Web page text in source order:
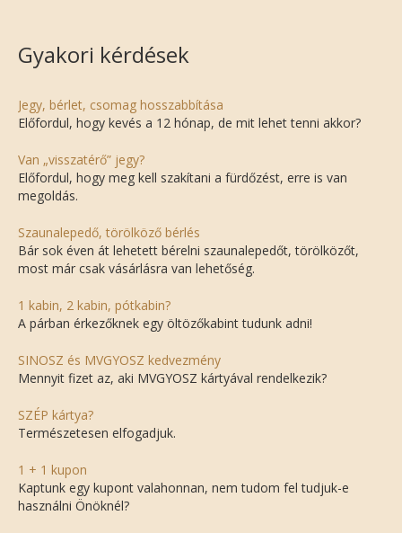
Gyakori kérdések
Jegy, bérlet, csomag hosszabbítása
Előfordul, hogy kevés a 12 hónap, de mit lehet tenni akkor?
Van „visszatérő” jegy?
Előfordul, hogy meg kell szakítani a fürdőzést, erre is van
megoldás.
Szaunalepedő, törölköző bérlés
Bár sok éven át lehetett bérelni szaunalepedőt, törölközőt,
most már csak vásárlásra van lehetőség.
1 kabin, 2 kabin, pótkabin?
A párban érkezőknek egy öltözőkabint tudunk adni!
SINOSZ és MVGYOSZ kedvezmény
Mennyit fizet az, aki MVGYOSZ kártyával rendelkezik?
SZÉP kártya?
Természetesen elfogadjuk.
1 + 1 kupon
Kaptunk egy kupont valahonnan, nem tudom fel tudjuk-e
használni Önöknél?